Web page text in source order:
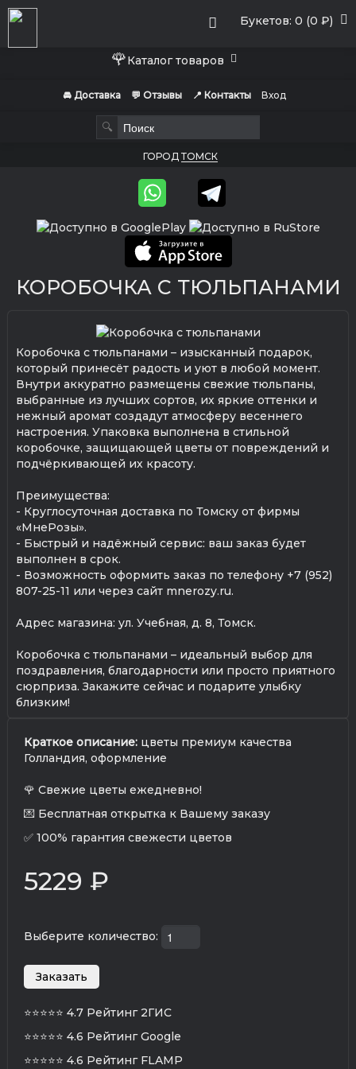
Букетов: 0 (0 ₽)
🌹Каталог товаров
🚘 Доставка 💬 Отзывы 📍 Контакты Вход
🔍
ГОРОД ТОМСК
КОРОБОЧКА С ТЮЛЬПАНАМИ
Коробочка с тюльпанами – изысканный подарок,
который принесёт радость и уют в любой момент.
Внутри аккуратно размещены свежие тюльпаны,
выбранные из лучших сортов, их яркие оттенки и
нежный аромат создадут атмосферу весеннего
настроения. Упаковка выполнена в стильной
коробочке, защищающей цветы от повреждений и
подчёркивающей их красоту.
Преимущества:
- Круглосуточная доставка по Томску от фирмы
«МнеРозы».
- Быстрый и надёжный сервис: ваш заказ будет
выполнен в срок.
- Возможность оформить заказ по телефону +7 (952)
807-25-11 или через сайт mnerozy.ru.
Адрес магазина: ул. Учебная, д. 8, Томск.
Коробочка с тюльпанами – идеальный выбор для
поздравления, благодарности или просто приятного
сюрприза. Закажите сейчас и подарите улыбку
близким!
Краткое описание: цветы премиум качества
Голландия, оформление
🌹 Свежие цветы ежедневно!
💌 Бесплатная открытка к Вашему заказу
✅ 100% гарантия свежести цветов
5229 ₽
Выберите количество:
⭐⭐⭐⭐⭐ 4.7 Рейтинг 2ГИС
⭐⭐⭐⭐⭐ 4.6 Рейтинг Google
⭐⭐⭐⭐⭐ 4.6 Рейтинг FLAMP